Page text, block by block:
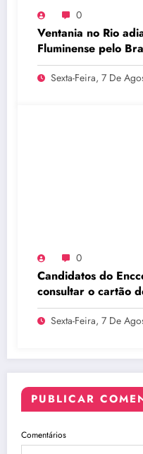
0
Ventania no Rio
Fluminense pelo
Sexta-Feira, 7 De
0
Candidatos do
consultar o cartão
Sexta-Feira, 7 De
PUBLICAR
Comentários